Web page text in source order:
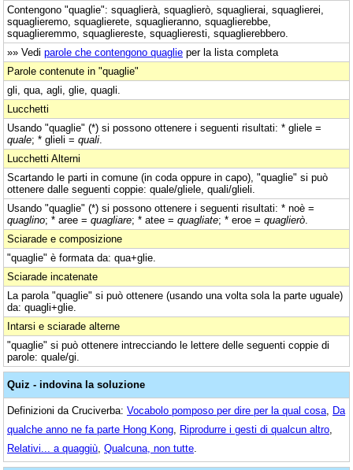
Contengono "quaglie": squaglierà, squaglierò, squaglierai, squaglierei,
squaglieremo, squaglierete, squaglieranno, squaglierebbe,
squaglieremmo, squagliereste, squaglieresti, squaglierebbero.
»» Vedi parole che contengono quaglie per la lista completa
Parole contenute in "quaglie"
gli, qua, agli, glie, quagli.
Lucchetti
Usando "quaglie" (*) si possono ottenere i seguenti risultati: * gliele =
quale; * glieli = quali
Lucchetti Alterni
Scartando le parti in comune (in coda oppure in capo), "quaglie" si può
ottenere dalle seguenti coppie: quale/gliele, quali/glieli.
Usando "quaglie" (*) si possono ottenere i seguenti risultati: * noè =
quaglino; * aree = quagliare; * atee = quagliate; * eroe = quaglierò
Sciarade e composizione
"quaglie" è formata da: qua+glie.
Sciarade incatenate
La parola "quaglie" si può ottenere (usando una volta sola la parte uguale)
da: quagli+glie.
Intarsi e sciarade alterne
"quaglie" si può ottenere intrecciando le lettere delle seguenti coppie di
parole: quale/gi.
Quiz - indovina la soluzione
Definizioni da Cruciverba: Vocabolo pomposo per dire per la qual cosa Da
qualche anno ne fa parte Hong Kong Riprodurre i gesti di qualcun altro
Relativi... a quaggiù Qualcuna, non tutte